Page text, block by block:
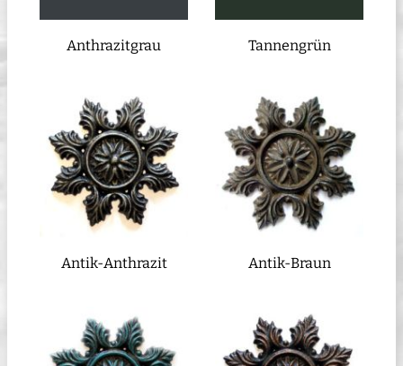
Anthrazitgrau Tannengrün
Antik-Anthrazit Antik-Braun